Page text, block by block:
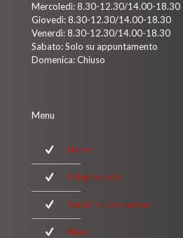
Mercoledì: 8.30-12.30/14.00-18.30
Giovedì: 8.30-12.30/14.00-18.30
Venerdì: 8.30-12.30/14.00-18.30
Sabato: Solo su appuntamento
Domenica: Chiuso
Menu
Home
Falegnameria
Servizi e Lavorazioni
News